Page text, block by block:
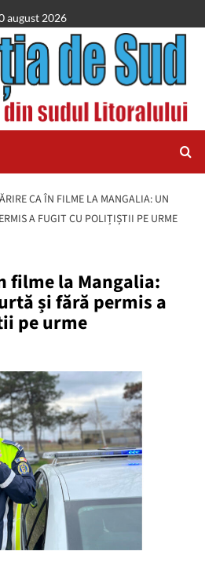
august 2026
CA ÎN FILME LA MANGALIA: UN
A FUGIT CU POLIȚIȘTII PE URME
filme la Mangalia:
și fără permis a
pe urme